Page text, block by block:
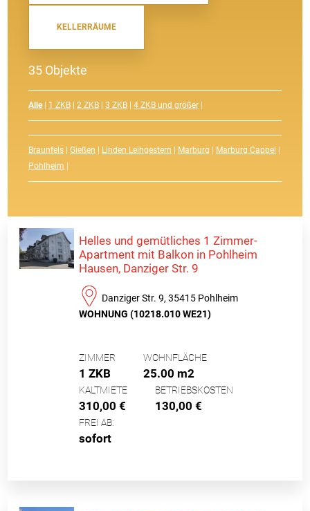
KELLERRÄUME
35 Objekte
Alle| 1 ZKB |2 ZKB |3 ZKB |4 ZKB und größer
Braunfels |Gießen Linden Leihgestern Marburg Marburg Cappel
Pohlheim
Helles und gemütliches 1 Zimmer-
Apartment mit Balkon in Pohlheim
Hausen, Danziger Str. 9
Danziger Str. 9, 35415 Pohlheim
WOHNUNG (10218.010 WE21)
ZIMMER
1 ZKB
WOHNFLÄCHE
25.00 m2
KALTMIETE
310,00 €
BETRIEBSKOSTEN
130,00 €
FREI AB:
sofort